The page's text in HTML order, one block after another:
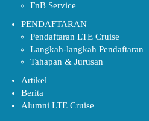
FnB Service
PENDAFTARAN
Pendaftaran LTE Cruise
Langkah-langkah Pendaftaran
Tahapan & Jurusan
Artikel
Berita
Alumni LTE Cruise